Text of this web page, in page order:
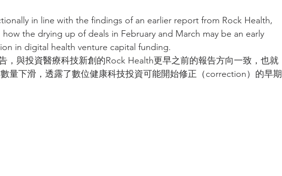
in line with the findings of an earlier report from Rock Health,
the drying up of deals in February and March may be an early
in digital health venture capital funding.
，與投資醫療科技新創的Rock Health更早之前的報告⽅向⼀致，也就
量下滑，透露了數位健康科技投資可能開始修正（correction）的早期